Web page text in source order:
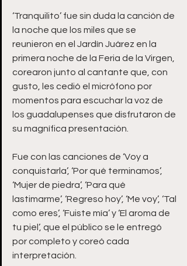
‘Tranquilito’ fue sin duda la canción de
la noche que los miles que se
reunieron en el Jardín Juárez en la
primera noche de la Feria de la Virgen,
corearon junto al cantante que, con
gusto, les cedió el micrófono por
momentos para escuchar la voz de
los guadalupenses que disfrutaron de
su magnífica presentación.
Fue con las canciones de ‘Voy a
conquistarla’, ‘Por qué terminamos’,
‘Mujer de piedra’, ‘Para qué
lastimarme’, ‘Regreso hoy’, ‘Me voy’, ‘Tal
como eres’, ‘Fuiste mía’ y ‘El aroma de
tu piel’, que el público se le entregó
por completo y coreó cada
interpretación.